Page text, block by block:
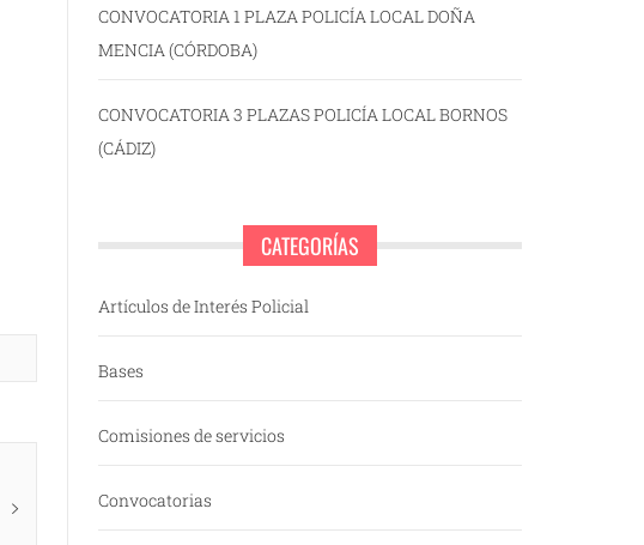
CONVOCATORIA 1 PLAZA POLICÍA LOCAL DOÑA
MENCIA (CÓRDOBA)
CONVOCATORIA 3 PLAZAS POLICÍA LOCAL BORNOS
(CÁDIZ)
CATEGORÍAS
Artículos de Interés Policial
Bases
Comisiones de servicios
Convocatorias